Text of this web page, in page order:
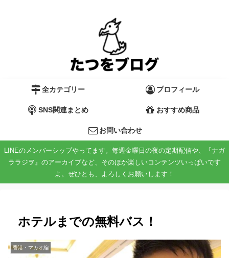
全カテゴリー プロフィール
SNS関連まとめ おすすめ商品
お問い合わせ
LINEのメンバーシップやってます。毎週金曜日の夜の定期配信や、『ナガ
ララジヲ』のアーカイブなど、そのほか楽しいコンテンツいっぱいです
よ。ぜひとも、よろしくお願いします！
ホテルまでの無料バス！
香港・マカオ編